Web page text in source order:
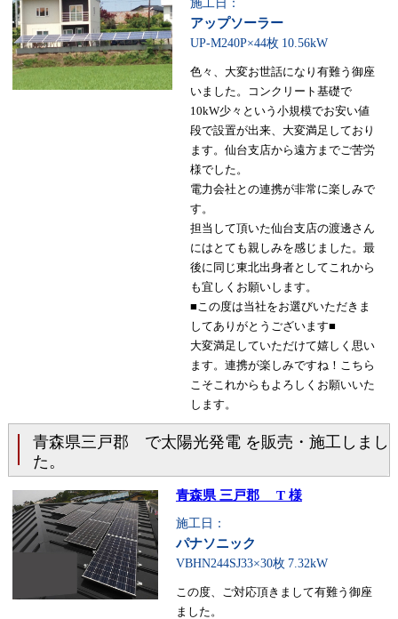
施工日：
アップソーラー
UP-M240P×44枚 10.56kW
色々、大変お世話になり有難う御座
いました。コンクリート基礎で
10kW少々という小規模でお安い値
段で設置が出来、大変満足しており
ます。仙台支店から遠方までご苦労
様でした。
電力会社との連携が非常に楽しみで
す。
担当して頂いた仙台支店の渡邊さん
にはとても親しみを感じました。最
後に同じ東北出身者としてこれから
も宜しくお願いします。
■この度は当社をお選びいただきま
してありがとうございます■
大変満足していただけて嬉しく思い
ます。連携が楽しみですね！こちら
こそこれからもよろしくお願いいた
します。
青森県三戸郡 で太陽光発電 を販売・施工しまし
た。
青森県 三戸郡 T 様
施工日：
パナソニック
VBHN244SJ33×30枚 7.32kW
この度、ご対応頂きまして有難う御座
ました。